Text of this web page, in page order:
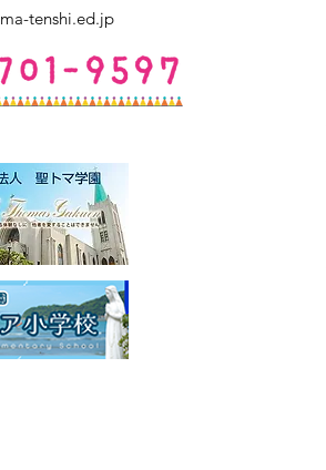
い。 皆さまとお会いできること
楽しみにしています。
tenshi.ed.jp